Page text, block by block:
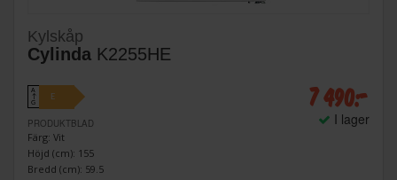
Kylskåp
Cylinda K2255HE
A
↑
G
E
PRODUKTBLAD
Färg: Vit
Höjd (cm): 155
Bredd (cm): 59.5
7 490:-
I lager